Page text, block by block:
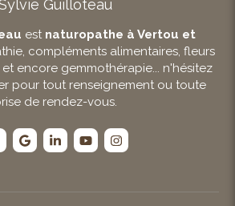
Guilloteau
est naturopathe à Vertou et
compléments alimentaires, fleurs
encore gemmothérapie... n'hésitez
pour tout renseignement ou toute
de rendez-vous.